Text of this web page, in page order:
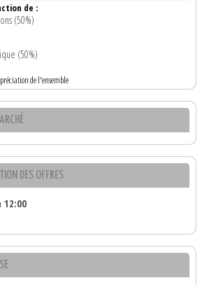
de :
(50%)
(50%)
de l'ensemble
DES OFFRES
12:00